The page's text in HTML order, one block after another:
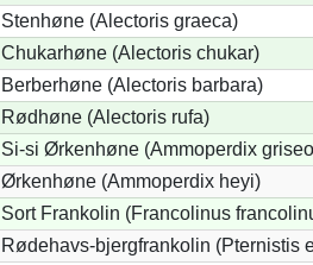
Stenhøne (Alectoris graeca)
Chukarhøne (Alectoris chukar)
Berberhøne (Alectoris barbara)
Rødhøne (Alectoris rufa)
Si-si Ørkenhøne (Ammoperdix
Ørkenhøne (Ammoperdix heyi)
Sort Frankolin (Francolinus
Rødehavs-bjergfrankolin (Pternistis